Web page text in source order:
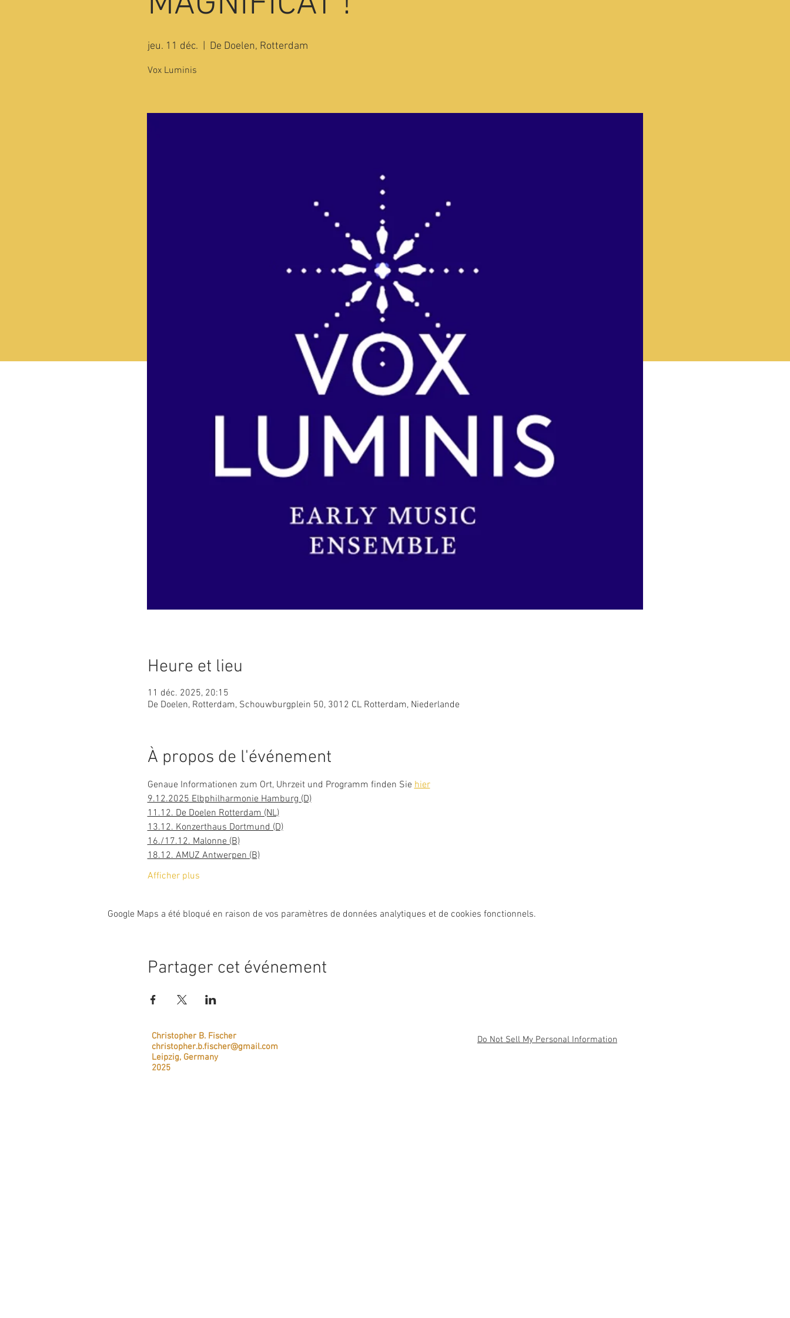
jeu. 11 déc. De Doelen, Rotterdam
Vox Luminis
Heure et lieu
11 déc. 2025, 20:15
De Doelen, Rotterdam, Schouwburgplein 50, 3012 CL Rotterdam, Niederlande
À propos de l'événement
Genaue Informationen zum Ort, Uhrzeit und Programm finden Sie hier
9.12.2025 Elbphilharmonie Hamburg (D)
11.12. De Doelen Rotterdam (NL)
13.12. Konzerthaus Dortmund (D)
16./17.12. Malonne (B)
18.12. AMUZ Antwerpen (B)
Afficher plus
Google Maps a été bloqué en raison de vos paramètres de données analytiques et de cookies fonctionnels.
Partager cet événement
Christopher B. Fischer
christopher.b.fischer@gmail.com
Leipzig, Germany
2025
Do Not Sell My Personal Information